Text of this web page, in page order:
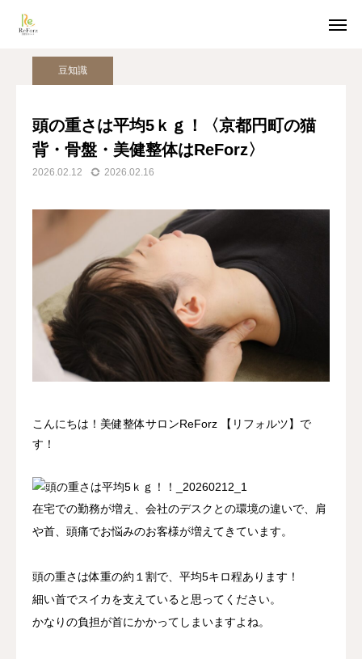
頭の重さは平均5ｋｇ！〈京都円町の猫背・骨盤・美健整体はReForz〉
豆知識
頭の重さは平均5ｋｇ！〈京都円町の猫
背・骨盤・美健整体はReForz〉
2026.02.12 2026.02.16
こんにちは！美健整体サロンReForz 【リフォルツ】で
す！
在宅での勤務が増え、会社のデスクとの環境の違いで、肩
や首、頭痛でお悩みのお客様が増えてきています。
頭の重さは体重の約１割で、平均5キロ程あります！
細い首でスイカを支えていると思ってください。
かなりの負担が首にかかってしまいますよね。
アクセス
骨盤整体
姿勢美人コラム
美容整体